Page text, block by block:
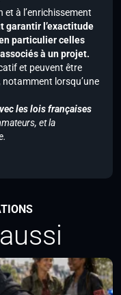
à l’enrichissement
garantir l’exactitude
particulier celles
à un projet.
et peuvent être
lorsqu’une
les lois françaises
et la